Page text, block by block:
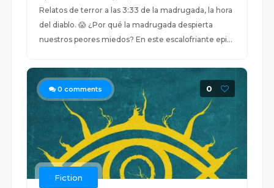
Relatos de terror a las 3:33 de la madrugada, la hora
del diablo. 😱 ¿Por qué la madrugada despierta
nuestros peores miedos? En este escalofriante epi...
0 comments 0
Fiction